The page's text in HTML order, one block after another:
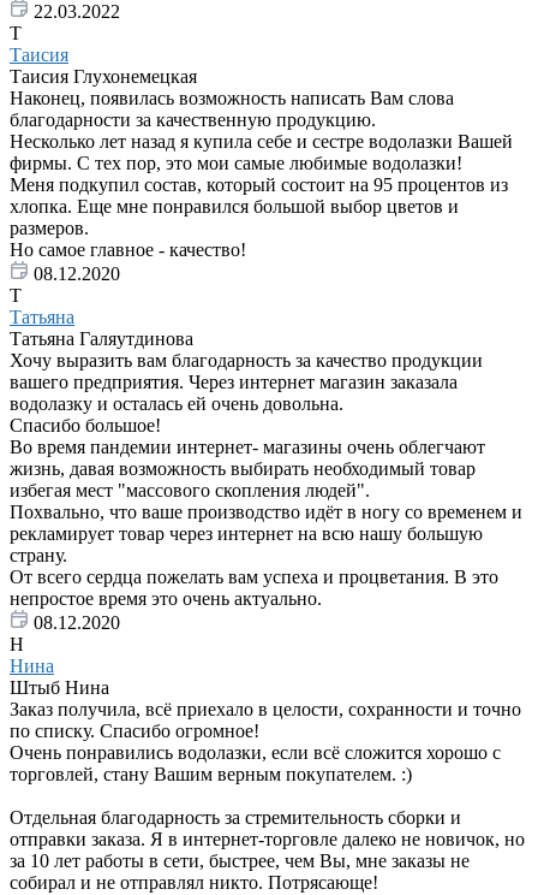
22.03.2022
Т
Таисия
Таисия Глухонемецкая
Наконец, появилась возможность написать Вам слова
благодарности за качественную продукцию.
Несколько лет назад я купила себе и сестре водолазки Вашей
фирмы. С тех пор, это мои самые любимые водолазки!
Меня подкупил состав, который состоит на 95 процентов из
хлопка. Еще мне понравился большой выбор цветов и
размеров.
Но самое главное - качество!
08.12.2020
Т
Татьяна
Татьяна Галяутдинова
Хочу выразить вам благодарность за качество продукции
вашего предприятия. Через интернет магазин заказала
водолазку и осталась ей очень довольна.
Спасибо большое!
Во время пандемии интернет- магазины очень облегчают
жизнь, давая возможность выбирать необходимый товар
избегая мест "массового скопления людей".
Похвально, что ваше производство идёт в ногу со временем и
рекламирует товар через интернет на всю нашу большую
страну.
От всего сердца пожелать вам успеха и процветания. В это
непростое время это очень актуально.
08.12.2020
Н
Нина
Штыб Нина
Заказ получила, всё приехало в целости, сохранности и точно
по списку. Спасибо огромное!
Очень понравились водолазки, если всё сложится хорошо с
торговлей, стану Вашим верным покупателем. :)
Отдельная благодарность за стремительность сборки и
отправки заказа. Я в интернет-торговле далеко не новичок, но
за 10 лет работы в сети, быстрее, чем Вы, мне заказы не
собирал и не отправлял никто. Потрясающе!